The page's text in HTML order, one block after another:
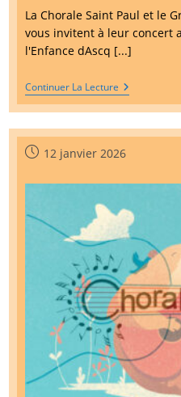
La Chorale Saint Paul et le
vous invitent à leur concert
l'Enfance dAscq [...]
Continuer La Lecture Concert
Le
6
Mars
2026
Pour
Publication
12 janvier 2026